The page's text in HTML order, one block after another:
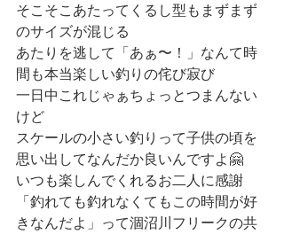
そこそこあたってくるし型もまずまず
のサイズが混じる
あたりを逃して「あぁ〜！」なんて時
間も本当楽しい釣りの侘び寂び
一日中これじゃぁちょっとつまんない
けど
スケールの小さい釣りって子供の頃を
思い出してなんだか良いんですよ🤗
いつも楽しんでくれるお二人に感謝
「釣れても釣れなくてもこの時間が好
きなんだよ」って涸沼川フリークの共